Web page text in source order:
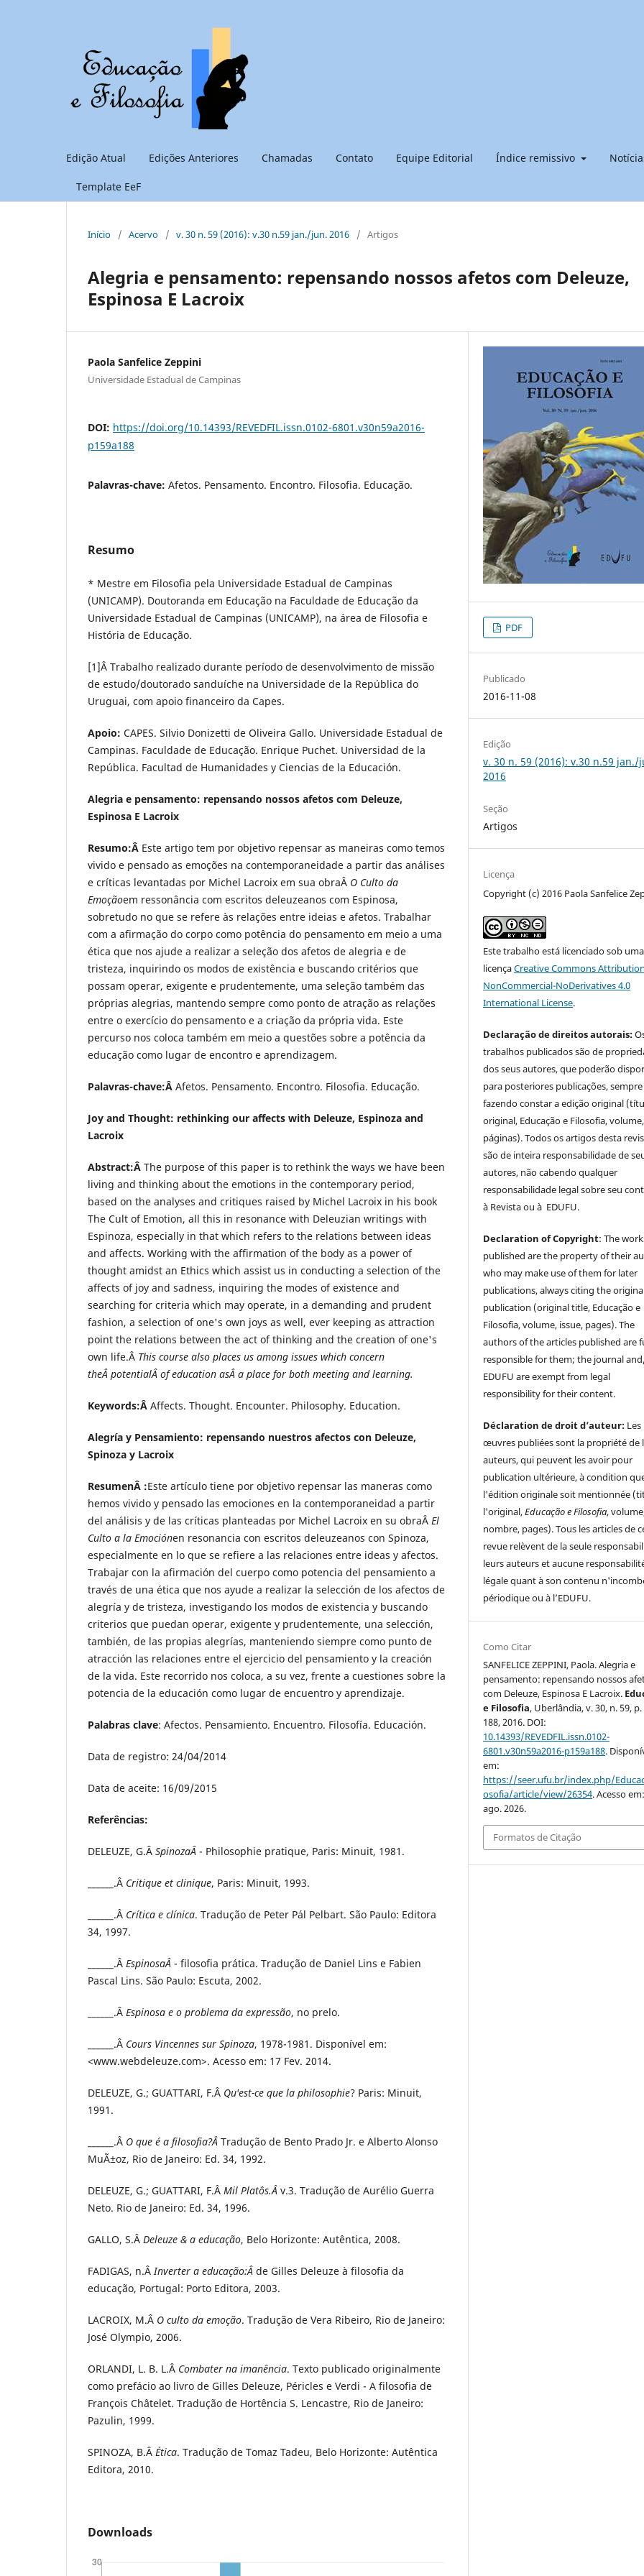
Edição Atual Edições Anteriores Chamadas Contato Equipe Editorial Índice remissivo
Template EeF
Início / Acervo / v. 30 n. 59 (2016): v.30 n.59 jan./jun. 2016 / Artigos
Alegria e pensamento: repensando nossos afetos com Deleuze,
Espinosa E Lacroix
Paola Sanfelice Zeppini
Universidade Estadual de Campinas
DOI: https://doi.org/10.14393/REVEDFIL.issn.0102-6801.v30n59a2016-
p159a188
Palavras-chave: Afetos. Pensamento. Encontro. Filosofia. Educação.
Resumo
* Mestre em Filosofia pela Universidade Estadual de Campinas
(UNICAMP). Doutoranda em Educação na Faculdade de Educação da
Universidade Estadual de Campinas (UNICAMP), na área de Filosofia e
História de Educação.
[1]Â Trabalho realizado durante período de desenvolvimento de missão
de estudo/doutorado sanduíche na Universidade de la República do
Uruguai, com apoio financeiro da Capes.
Apoio: CAPES. Silvio Donizetti de Oliveira Gallo. Universidade Estadual de
Campinas. Faculdade de Educação. Enrique Puchet. Universidad de la
República. Facultad de Humanidades y Ciencias de la Educación.
Alegria e pensamento: repensando nossos afetos com Deleuze,
Espinosa E Lacroix
Resumo:Â Este artigo tem por objetivo repensar as maneiras como temos
vivido e pensado as emoções na contemporaneidade a partir das análises
e críticas levantadas por Michel Lacroix em sua obraÂ O Culto da
Emoçãoem ressonância com escritos deleuzeanos com Espinosa,
sobretudo no que se refere às relações entre ideias e afetos. Trabalhar
com a afirmação do corpo como potência do pensamento em meio a uma
ética que nos ajude a realizar a seleção dos afetos de alegria e de
tristeza, inquirindo os modos de existência e buscando critérios que
possam operar, exigente e prudentemente, uma seleção também das
próprias alegrias, mantendo sempre como ponto de atração as relações
entre o exercício do pensamento e a criação da própria vida. Este
percurso nos coloca também em meio a questões sobre a potência da
educação como lugar de encontro e aprendizagem.
Palavras-chave:Â Afetos. Pensamento. Encontro. Filosofia. Educação.
Joy and Thought: rethinking our affects with Deleuze, Espinoza and
Lacroix
Abstract:Â The purpose of this paper is to rethink the ways we have been
living and thinking about the emotions in the contemporary period,
based on the analyses and critiques raised by Michel Lacroix in his book
The Cult of Emotion, all this in resonance with Deleuzian writings with
Espinoza, especially in that which refers to the relations between ideas
and affects. Working with the affirmation of the body as a power of
thought amidst an Ethics which assist us in conducting a selection of the
affects of joy and sadness, inquiring the modes of existence and
searching for criteria which may operate, in a demanding and prudent
fashion, a selection of one's own joys as well, ever keeping as attraction
point the relations between the act of thinking and the creation of one's
own life.Â This course also places us among issues which concern
theÂ potentialÂ of education asÂ a place for both meeting and learning.
Keywords:Â Affects. Thought. Encounter. Philosophy. Education.
Alegría y Pensamiento: repensando nuestros afectos con Deleuze,
Spinoza y Lacroix
ResumenÂ :Este artículo tiene por objetivo repensar las maneras como
hemos vivido y pensado las emociones en la contemporaneidad a partir
del análisis y de las críticas planteadas por Michel Lacroix en su obraÂ El
Culto a la Emociónen resonancia con escritos deleuzeanos con Spinoza,
especialmente en lo que se refiere a las relaciones entre ideas y afectos.
Trabajar con la afirmación del cuerpo como potencia del pensamiento a
través de una ética que nos ayude a realizar la selección de los afectos de
alegría y de tristeza, investigando los modos de existencia y buscando
criterios que puedan operar, exigente y prudentemente, una selección,
también, de las propias alegrías, manteniendo siempre como punto de
atracción las relaciones entre el ejercicio del pensamiento y la creación
de la vida. Este recorrido nos coloca, a su vez, frente a cuestiones sobre la
potencia de la educación como lugar de encuentro y aprendizaje.
Palabras clave: Afectos. Pensamiento. Encuentro. Filosofía. Educación.
Data de registro: 24/04/2014
Data de aceite: 16/09/2015
Referências:
DELEUZE, G.Â SpinozaÂ - Philosophie pratique, Paris: Minuit, 1981.
______.Â Critique et clinique, Paris: Minuit, 1993.
______.Â Crítica e clínica. Tradução de Peter Pál Pelbart. São Paulo: Editora
34, 1997.
______.Â EspinosaÂ - filosofia prática. Tradução de Daniel Lins e Fabien
Pascal Lins. São Paulo: Escuta, 2002.
______.Â Espinosa e o problema da expressão, no prelo.
______.Â Cours Vincennes sur Spinoza, 1978-1981. Disponível em:
<www.webdeleuze.com>. Acesso em: 17 Fev. 2014.
DELEUZE, G.; GUATTARI, F.Â Qu'est-ce que la philosophie? Paris: Minuit,
1991.
______.Â O que é a filosofia?Â Tradução de Bento Prado Jr. e Alberto Alonso
MuÃ±oz, Rio de Janeiro: Ed. 34, 1992.
DELEUZE, G.; GUATTARI, F.Â Mil Platôs.Â v.3. Tradução de Aurélio Guerra
Neto. Rio de Janeiro: Ed. 34, 1996.
GALLO, S.Â Deleuze & a educação, Belo Horizonte: Autêntica, 2008.
FADIGAS, n.ÂInverter a educação:Â de Gilles Deleuze à filosofia da
educação, Portugal: Porto Editora, 2003.
LACROIX, M.Â O culto da emoção. Tradução de Vera Ribeiro, Rio de Janeiro:
José Olympio, 2006.
ORLANDI, L. B. L.Â Combater na imanência. Texto publicado originalmente
como prefácio ao livro de Gilles Deleuze, Péricles e Verdi - A filosofia de
François Châtelet. Tradução de Hortência S. Lencastre, Rio de Janeiro:
Pazulin, 1999.
SPINOZA, B.Â Ética. Tradução de Tomaz Tadeu, Belo Horizonte: Autêntica
Editora, 2010.
Downloads
PDF
Publicado
2016-11-08
Edição
v. 30 n. 59 (2016): v.30 n.59 jan./
2016
Seção
Artigos
Licença
Copyright (c) 2016 Paola Sanfelice
Este trabalho está licenciado sob uma
licençaCreative Commons
NonCommercial-NoDerivatives 4.0
International License.
Declaração de direitos autorais:
trabalhos publicados são de
dos seus autores, que poderão
para posteriores publicações, sempre
fazendo constar a edição original
original, Educação e Filosofia,
páginas). Todos os artigos desta
são de inteira responsabilidade de
autores, não cabendo qualquer
responsabilidade legal sobre seu
à Revista ou à EDUFU.
Declaration of Copyright: The
published are the property of their
who may make use of them for later
publications, always citing the
publication (original title, Educação e
Filosofia, volume, issue, pages). The
authors of the articles published are
responsible for them; the journal
EDUFU are exempt from legal
responsibility for their content.
Déclaration de droit d’auteur: Les
œuvres publiées sont la propriété de
auteurs, qui peuvent les avoir pour
publication ultérieure, à condition
l'édition originale soit mentionnée
l'original,Educação e Filosofia,
nombre, pages). Tous les articles de
revue relèvent de la seule
leurs auteurs et aucune
légale quant à son contenu
périodique ou à l’EDUFU.
Como Citar
SANFELICE ZEPPINI, Paola. Alegria e
pensamento: repensando nossos
com Deleuze, Espinosa E Lacroix.
e Filosofia, Uberlândia, v. 30, n. 59, p.
188, 2016. DOI:
10.14393/REVEDFIL.issn.0102-
6801.v30n59a2016-p159a188.
em:
https://seer.ufu.br/index.php/
osofia/article/view/26354. Acesso
ago. 2026.
Formatos de Citação